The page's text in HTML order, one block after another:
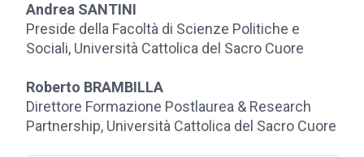
Andrea SANTINI
Preside della Facoltà di Scienze Politiche e
Sociali, Università Cattolica del Sacro Cuore
Roberto BRAMBILLA
Direttore Formazione Postlaurea & Research
Partnership, Università Cattolica del Sacro Cuore